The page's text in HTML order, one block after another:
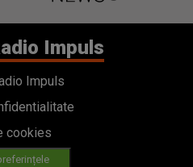
Impuls
Impuls
cookies